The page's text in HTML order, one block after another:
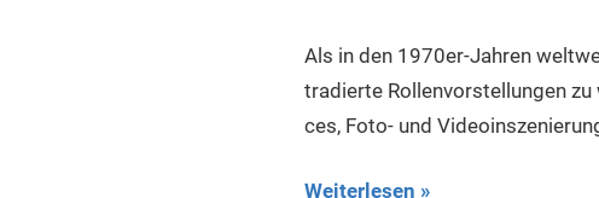
Gerhalter
Als in den 1970er-Jahren
tradierte Rollenvor­stel­lungen
ces, Foto- und
Weiterlesen